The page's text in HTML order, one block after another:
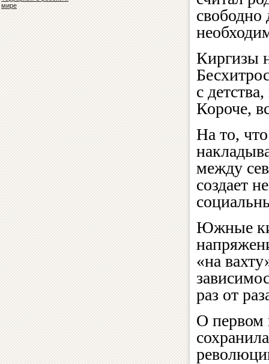
мире
свободно
Киргизы
с
Короче,
На то,
между
создает
Южные
«на
раз от
О первом